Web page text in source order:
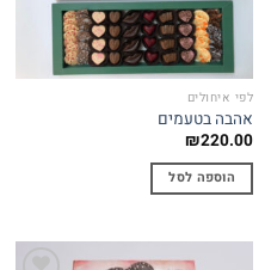
לפי איחולים
אהבה בטעמים
₪220.00
הוספה לסל